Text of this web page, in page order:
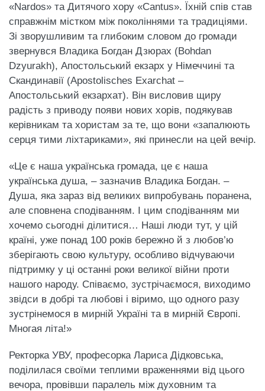
«Nardos» та Дитячого хору «Cantus». Їхній спів став
справжнім містком між поколіннями та традиціями.
​Зі зворушливим та глибоким словом до громади
звернувся Владика Богдан Дзюрах (Bohdan
Dzyurakh), Апостольський екзарх у Німеччині та
Скандинавії (Apostolisches Exarchat –
Апостольський екзархат). Він висловив щиру
радість з приводу появи нових хорів, подякував
керівникам та хористам за те, що вони «запалюють
серця тими ліхтариками», які принесли на цей вечір.
​«Це є наша українська громада, це є наша
українська душа, – зазначив Владика Богдан. –
Душа, яка зараз від великих випробувань поранена,
але сповнена сподіванням. І цим сподіванням ми
хочемо сьогодні ділитися… Наші люди тут, у цій
країні, уже понад 100 років бережно й з любов’ю
зберігають свою культуру, особливо відчуваючи
підтримку у ці останні роки великої війни проти
нашого народу. Співаємо, зустрічаємося, виходимо
звідси в добрі та любові і віримо, що одного разу
зустрінемося в мирній Україні та в мирній Європі.
Многая літа!»
​Ректорка УВУ, професорка Лариса Дідковська,
поділилася своїми теплими враженнями від цього
вечора, провівши паралель між духовним та